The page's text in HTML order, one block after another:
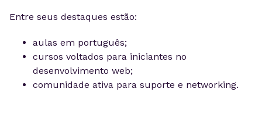
Entre seus destaques estão:
aulas em português;
cursos voltados para iniciantes no
desenvolvimento web;
comunidade ativa para suporte e networking.